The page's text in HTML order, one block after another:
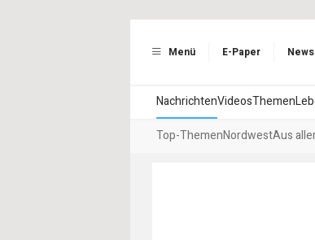
Menü E-Paper
NachrichtenVideosThemen
Top-ThemenNordwestAus